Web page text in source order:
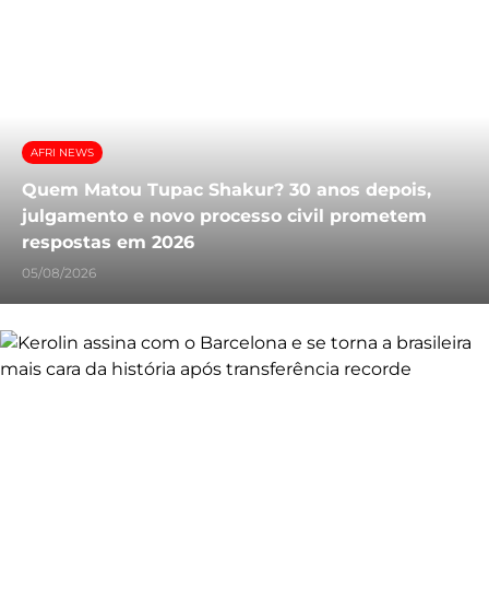
AFRI NEWS
Quem Matou Tupac Shakur? 30 anos depois,
julgamento e novo processo civil prometem
respostas em 2026
05/08/2026